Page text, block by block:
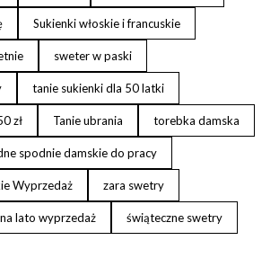
Sukienki włoskie i francuskie
sweter w paski
tanie sukienki dla 50 latki
zł Tanie ubrania torebka damska
spodnie damskie do pracy
Wyprzedaż zara swetry
lato wyprzedaż świąteczne swetry